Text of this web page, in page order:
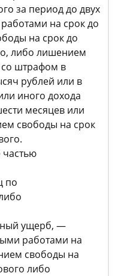
за период до двух
на срок до
на срок до
либо лишением
со штрафом в
рублей или в
иного дохода
месяцев или
свободы на срок
частью
по
ущерб, —
работами на
свободы на
либо